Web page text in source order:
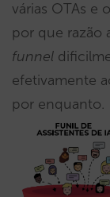
várias OTAs e
por que razão
funnel
efetivamente
por enquanto.